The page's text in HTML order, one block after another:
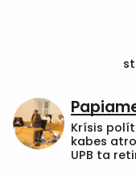
Krísis
kabes
UPB ta